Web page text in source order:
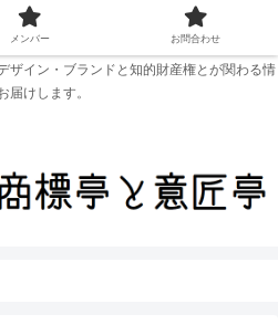
ザイン・ブランドと知的財産権とが関わる情
届けします。
メンバー お問合わせ